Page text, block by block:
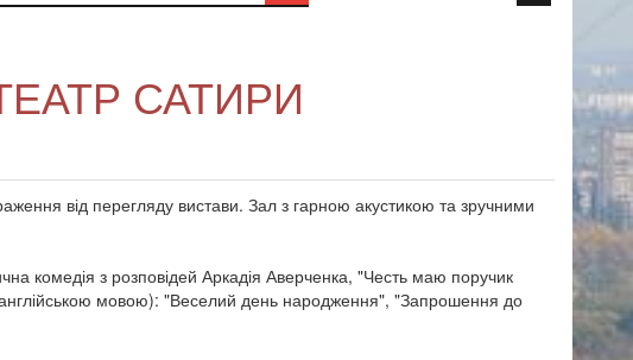
САТИРИ
від перегляду вистави. Зал з гарною акустикою та зручними
комедія з розповідей Аркадія Аверченка, "Честь маю поручик
мовою): "Веселий день народження", "Запрошення до